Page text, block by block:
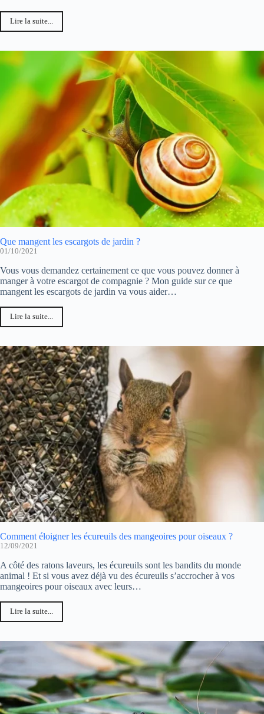
Lire la suite...
Que mangent les escargots de jardin ?
01/10/2021
Vous vous demandez certainement ce que vous pouvez donner à
manger à votre escargot de compagnie ? Mon guide sur ce que
mangent les escargots de jardin va vous aider…
Lire la suite...
Comment éloigner les écureuils des mangeoires pour oiseaux ?
12/09/2021
A côté des ratons laveurs, les écureuils sont les bandits du monde
animal ! Et si vous avez déjà vu des écureuils s’accrocher à vos
mangeoires pour oiseaux avec leurs…
Lire la suite...